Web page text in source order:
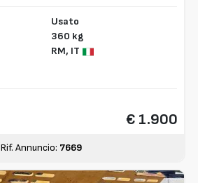
Usato
360 kg
RM, IT
€ 1.900
Rif. Annuncio: 7669